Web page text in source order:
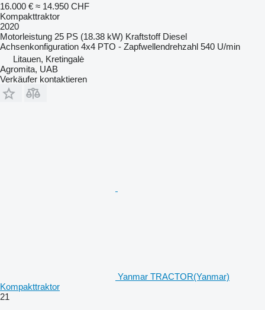
16.000 € ≈ 14.950 CHF
Kompakttraktor
2020
Motorleistung 25 PS (18.38 kW) Kraftstoff Diesel
Achsenkonfiguration 4x4 PTO - Zapfwellendrehzahl 540 U/min
Litauen, Kretingalė
Agromita, UAB
Verkäufer kontaktieren
Yanmar TRACTOR(Yanmar)
Kompakttraktor
21